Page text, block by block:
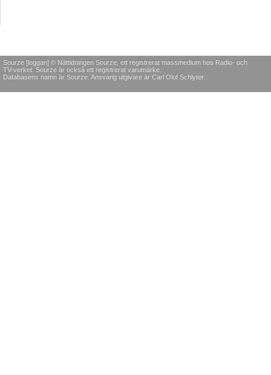
Sourze [loggan] © Nättidningen Sourze, ett registrerat massmedium hos Radio- och
TV-verket. Sourze är också ett registrerat varumärke.
Databasens namn är Sourze. Ansvarig utgivare är Carl Olof Schlyter.